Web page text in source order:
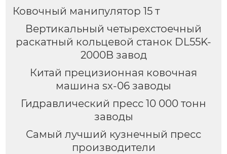
Ковочный манипулятор 15 т
Вертикальный четырехстоечный
раскатный кольцевой станок DL55K-
2000B завод
Китай прецизионная ковочная
машина sx-06 заводы
Гидравлический пресс 10 000 тонн
заводы
Самый лучший кузнечный пресс
производители